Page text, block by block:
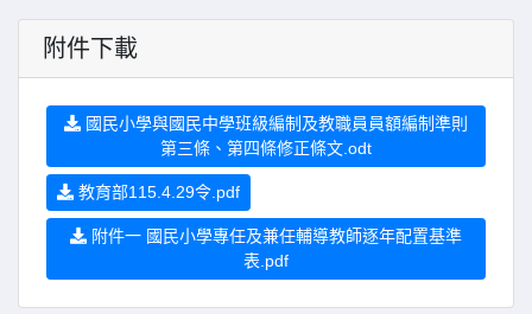
附件下載
國民小學與國民中學班級編制及教職員員額編制準則
第三條、第四條修正條文.odt
教育部115.4.29令.pdf
附件一 國民小學專任及兼任輔導教師逐年配置基準
表.pdf